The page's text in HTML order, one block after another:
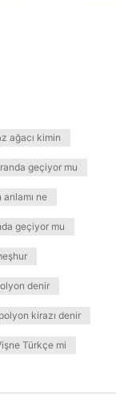
ağacı kimin
geçiyor mu
ne
geçiyor mu
denir
kirazı denir
Türkçe mi